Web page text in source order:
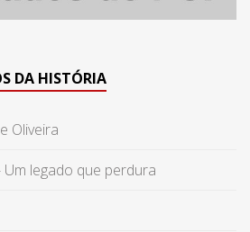
DA HISTÓRIA
Oliveira
legado que perdura